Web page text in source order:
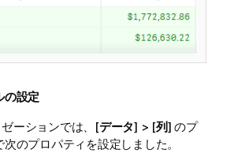
の設定
ーションでは、[データ] > [列] のプ
のプロパティを設定しました。